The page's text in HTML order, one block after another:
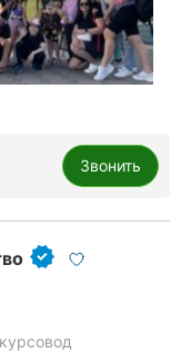
Звонить